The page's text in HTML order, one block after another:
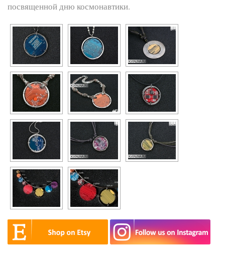
посвященной дню космонавтики.